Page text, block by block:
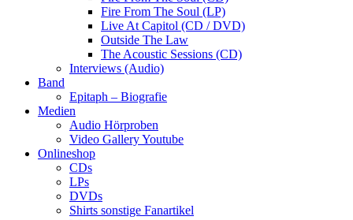
Fire From The Soul (LP)
Live At Capitol (CD / DVD)
Outside The Law
The Acoustic Sessions (CD)
Interviews (Audio)
Band
Epitaph – Biografie
Medien
Audio Hörproben
Video Gallery Youtube
Onlineshop
CDs
LPs
DVDs
Shirts sonstige Fanartikel